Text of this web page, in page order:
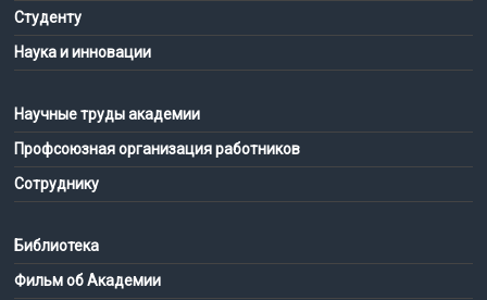
Студенту
Наука и инновации
Научные труды академии
Профсоюзная организация работников
Сотруднику
Библиотека
Фильм об Академии